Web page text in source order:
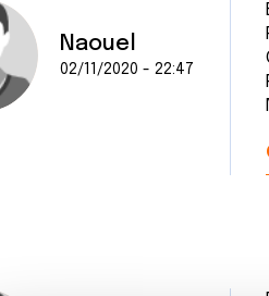
Naouel
02/11/2020 - 22:47